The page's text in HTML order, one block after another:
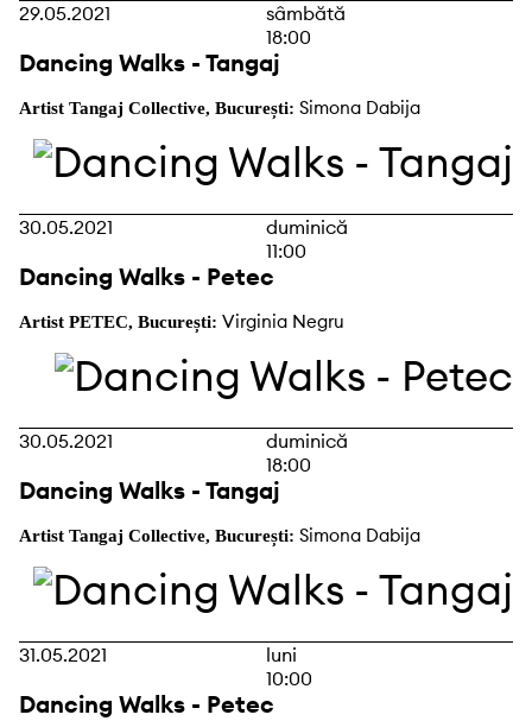
29.05.2021
sâmbătă
18:00
Dancing Walks - Tangaj
Artist Tangaj Collective, București: Simona Dabija
30.05.2021
duminică
11:00
Dancing Walks - Petec
Artist PETEC, București: Virginia Negru
30.05.2021
duminică
18:00
Dancing Walks - Tangaj
Artist Tangaj Collective, București: Simona Dabija
31.05.2021
luni
10:00
Dancing Walks - Petec